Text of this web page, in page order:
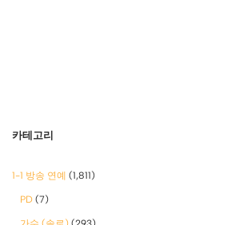
카테고리
1-1 방송 연예 (1,811)
PD (7)